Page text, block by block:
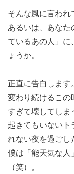
そんな風に言われ
あるいは、あなた
ているあの人」に
ょうか。
正直に告白します
変わり続けるこの
すぎて壊してしま
起きてもいないト
れない夜を過ごし
僕は「能天気な人
（笑）。